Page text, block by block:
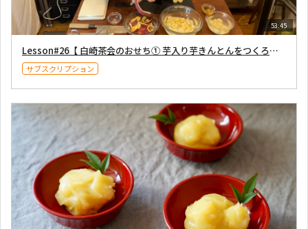
53:45
Lesson#26【 白崎茶会のおせち① 芋入り芋きんとんをつくろう！ 】2020年12月26日配信
サブスクリプション